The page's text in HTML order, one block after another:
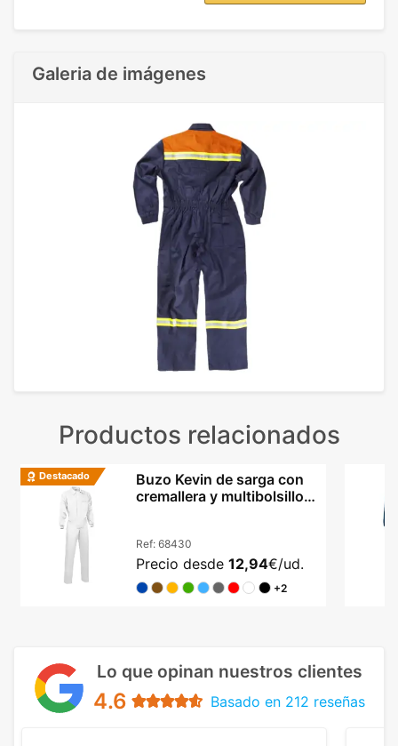
Galeria de imágenes
Productos relacionados
Destacado
Buzo Kevin de sarga con
cremallera y multibolsillos
Ref: 68430
Precio desde 12,94€/ud.
+2
Lo que opinan nuestros clientes
4.6 Basado en 212 reseñas